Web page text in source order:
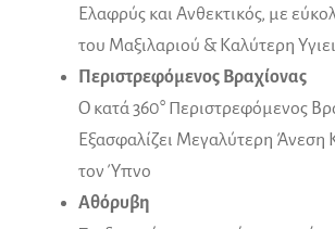
Ελαφρύς και Ανθεκτικός, με
του Μαξιλαριού & Καλύτερη
Περιστρεφόμενος Βραχίονας
Ο κατά 360° Περιστρεφόμενος
Εξασφαλίζει Μεγαλύτερη Άνεση
τον Ύπνο
Αθόρυβη